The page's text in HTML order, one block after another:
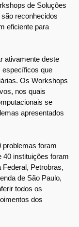
de Soluções
reconhecidos
eficiente para
ativamente deste
específicos que
Os Workshops
nos quais
se
apresentados
problemas foram
40 instituições foram
Petrobras,
de São Paulo,
todos os
dos